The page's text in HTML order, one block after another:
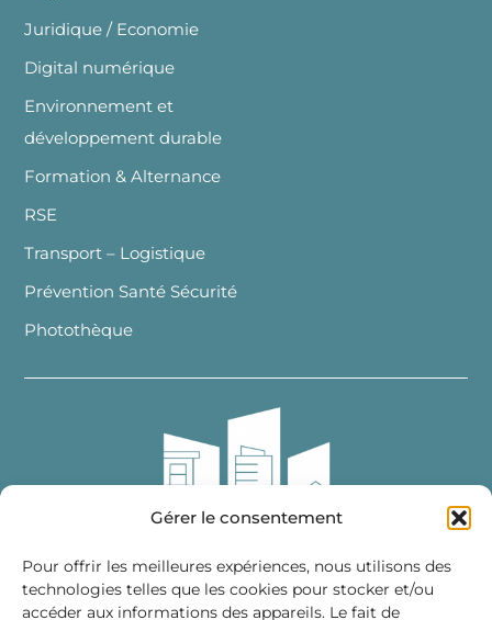
Gérer le consentement
Pour offrir les meilleures expériences, nous utilisons des
technologies telles que les cookies pour stocker et/ou
accéder aux informations des appareils. Le fait de
Juridique / Economie
Digital numérique
Environnement et
développement durable
Formation & Alternance
RSE
Transport – Logistique
Prévention Santé Sécurité
Photothèque